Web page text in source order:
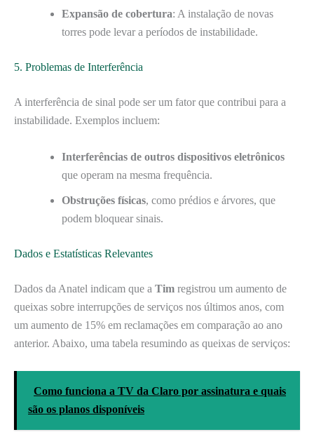
Expansão de cobertura: A instalação de novas
torres pode levar a períodos de instabilidade.
5. Problemas de Interferência
A interferência de sinal pode ser um fator que contribui para a
instabilidade. Exemplos incluem:
Interferências de outros dispositivos eletrônicos
que operam na mesma frequência.
Obstruções físicas, como prédios e árvores, que
podem bloquear sinais.
Dados e Estatísticas Relevantes
Dados da Anatel indicam que a Tim registrou um aumento de
queixas sobre interrupções de serviços nos últimos anos, com
um aumento de 15% em reclamações em comparação ao ano
anterior. Abaixo, uma tabela resumindo as queixas de serviços:
Como funciona a TV da Claro por assinatura e quais
são os planos disponíveis